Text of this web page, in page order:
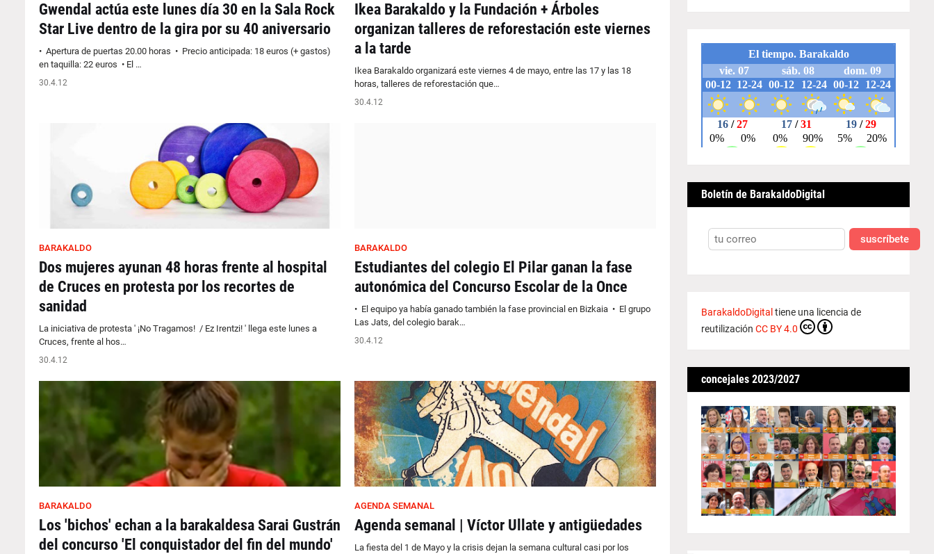
Gwendal actúa este lunes día 30 en la Sala Rock
Star Live dentro de la gira por su 40 aniversario
• Apertura de puertas 20.00 horas • Precio anticipada: 18 euros (+ gastos)
en taquilla: 22 euros • El …
30.4.12
Ikea Barakaldo y la Fundación + Árboles
organizan talleres de reforestación este viernes
a la tarde
Ikea Barakaldo organizará este viernes 4 de mayo, entre las 17 y las 18
horas, talleres de reforestación que…
30.4.12
BARAKALDO
Dos mujeres ayunan 48 horas frente al hospital
de Cruces en protesta por los recortes de
sanidad
La iniciativa de protesta ' ¡No Tragamos! / Ez Irentzi! ' llega este lunes a
Cruces, frente al hos…
30.4.12
BARAKALDO
Estudiantes del colegio El Pilar ganan la fase
autonómica del Concurso Escolar de la Once
• El equipo ya había ganado también la fase provincial en Bizkaia • El grupo
Las Jats, del colegio barak…
30.4.12
BARAKALDO
Los 'bichos' echan a la barakaldesa Sarai Gustrán
del concurso 'El conquistador del fin del mundo'
AGENDA SEMANAL
Agenda semanal | Víctor Ullate y antigüedades
La fiesta del 1 de Mayo y la crisis dejan la semana cultural casi por los
Boletín de BarakaldoDigital
suscríbete
BarakaldoDigital tiene una licencia de
reutilización CC BY 4.0
concejales 2023/2027